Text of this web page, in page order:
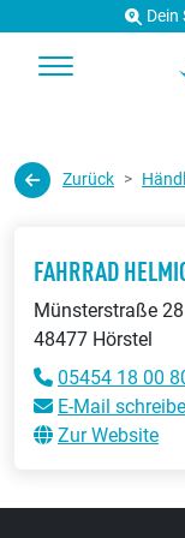
Dein
Zurück
FAHRRAD
Münsterstraße 28
48477 Hörstel
05454 18 00
E-Mail
Zur Website